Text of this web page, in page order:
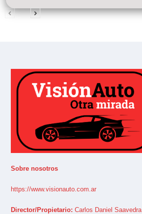
Sobre nosotros
https://www.visionauto.com.ar
Director/Propietario: Carlos Daniel Saavedra